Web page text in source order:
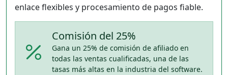
enlace flexibles y procesamiento de pagos fiable.
Comisión del 25%
Gana un 25% de comisión de afiliado en
todas las ventas cualificadas, una de las
tasas más altas en la industria del software.